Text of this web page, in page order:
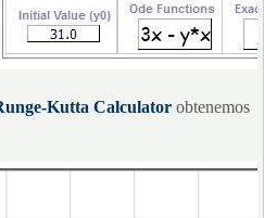
Kutta Calculator obtenemos